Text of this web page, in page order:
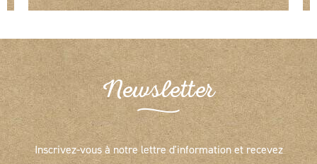
Newsletter
Inscrivez-vous à notre lettre d'information et recevez